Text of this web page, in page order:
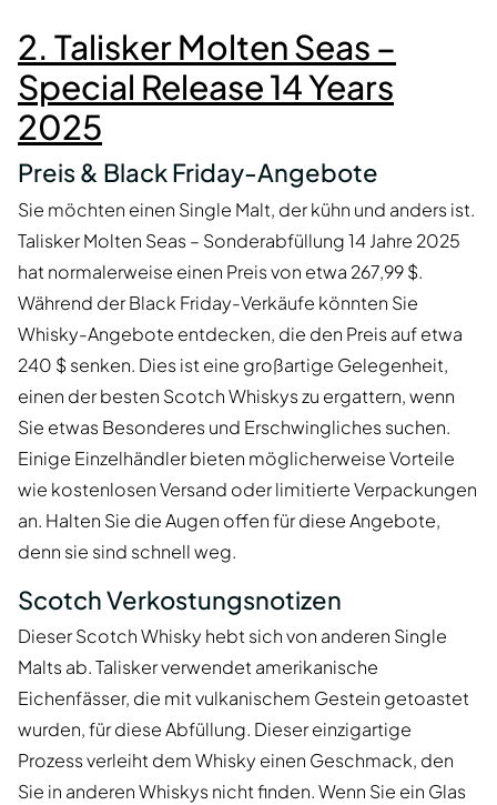
2. Talisker Molten Seas –
Special Release 14 Years
2025
Preis & Black Friday-Angebote
Sie möchten einen Single Malt, der kühn und anders ist.
Talisker Molten Seas – Sonderabfüllung 14 Jahre 2025
hat normalerweise einen Preis von etwa 267,99 $.
Während der Black Friday-Verkäufe könnten Sie
Whisky-Angebote entdecken, die den Preis auf etwa
240 $ senken. Dies ist eine großartige Gelegenheit,
einen der besten Scotch Whiskys zu ergattern, wenn
Sie etwas Besonderes und Erschwingliches suchen.
Einige Einzelhändler bieten möglicherweise Vorteile
wie kostenlosen Versand oder limitierte Verpackungen
an. Halten Sie die Augen offen für diese Angebote,
denn sie sind schnell weg.
Scotch Verkostungsnotizen
Dieser Scotch Whisky hebt sich von anderen Single
Malts ab. Talisker verwendet amerikanische
Eichenfässer, die mit vulkanischem Gestein getoastet
wurden, für diese Abfüllung. Dieser einzigartige
Prozess verleiht dem Whisky einen Geschmack, den
Sie in anderen Whiskys nicht finden. Wenn Sie ein Glas